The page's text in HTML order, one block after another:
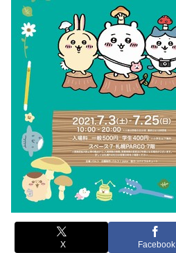
X Facebook